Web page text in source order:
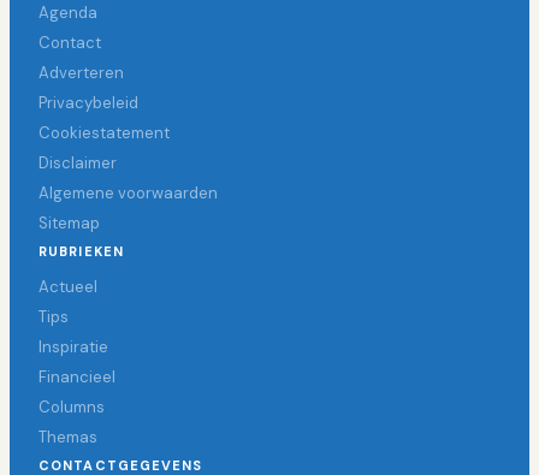
Agenda
Contact
Adverteren
Privacybeleid
Cookiestatement
Disclaimer
Algemene voorwaarden
Sitemap
RUBRIEKEN
Actueel
Tips
Inspiratie
Financieel
Columns
Themas
CONTACTGEGEVENS